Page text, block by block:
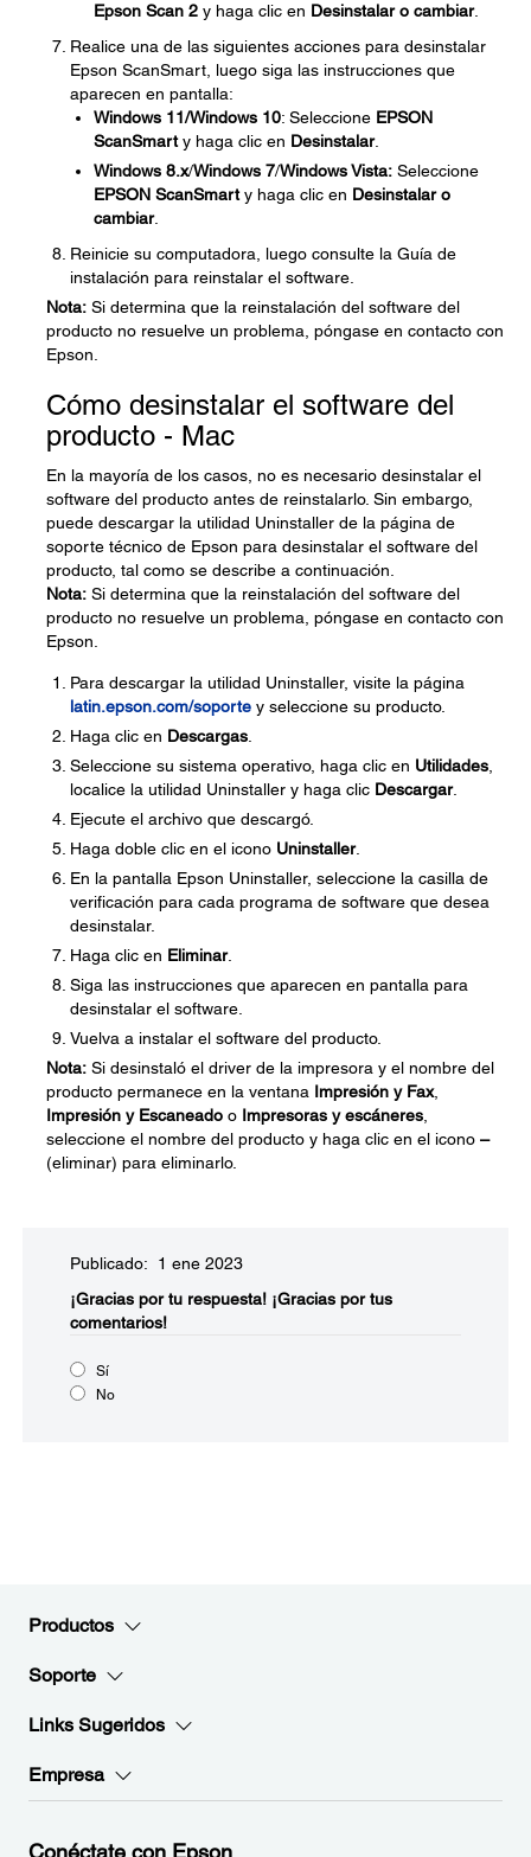
Epson Scan 2 y haga clic en Desinstalar o cambiar.
Realice una de las siguientes acciones para desinstalar
Epson ScanSmart, luego siga las instrucciones que
aparecen en pantalla:
Windows 11/Windows 10: Seleccione EPSON
ScanSmarty haga clic en Desinstalar.
Windows 8.x/Windows 7/Windows Vista: Seleccione
EPSON ScanSmarty haga clic en Desinstalar o
cambiar.
Reinicie su computadora, luego consulte la Guía de
instalación para reinstalar el software.
Nota: Si determina que la reinstalación del software del
producto no resuelve un problema, póngase en contacto con
Epson.
Cómo desinstalar el software del
producto - Mac
En la mayoría de los casos, no es necesario desinstalar el
software del producto antes de reinstalarlo. Sin embargo,
puede descargar la utilidad Uninstaller de la página de
soporte técnico de Epson para desinstalar el software del
producto, tal como se describe a continuación.
Nota: Si determina que la reinstalación del software del
producto no resuelve un problema, póngase en contacto con
Epson.
Para descargar la utilidad Uninstaller, visite la página
latin.epson.com/soporte y seleccione su producto.
Haga clic en Descargas
Seleccione su sistema operativo, haga clic en Utilidades
localice la utilidad Uninstaller y haga clic Descargar.
Ejecute el archivo que descargó.
Haga doble clic en el icono Uninstaller.
En la pantalla Epson Uninstaller, seleccione la casilla de
verificación para cada programa de software que desea
desinstalar.
Haga clic en Eliminar.
Siga las instrucciones que aparecen en pantalla para
desinstalar el software.
Vuelva a instalar el software del producto.
Nota: Si desinstaló el driver de la impresora y el nombre del
producto permanece en la ventana Impresión y Fax,
Impresión y Escaneado o Impresoras y escáneres
seleccione el nombre del producto y haga clic en el icono –
(eliminar) para eliminarlo.
Publicado: 1 ene 2023
¡Gracias por tu respuesta! ¡Gracias por tus
comentarios!
Sí
No
Productos
Soporte
Links Sugeridos
Empresa
Conéctate con Epson